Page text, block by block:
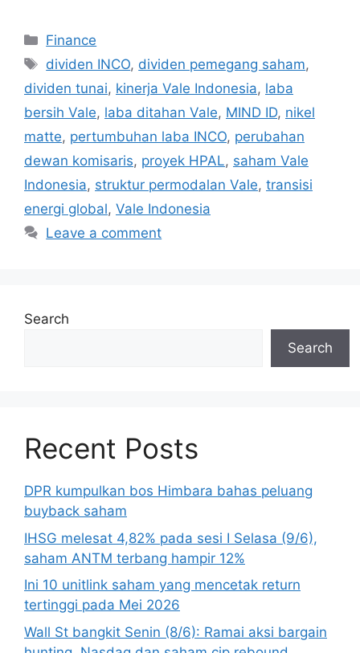
Categories
Finance
Tags
dividen INCO, dividen pemegang saham,
dividen tunai, kinerja Vale Indonesia, laba
bersih Vale, laba ditahan Vale, MIND ID, nikel
matte, pertumbuhan laba INCO, perubahan
dewan komisaris, proyek HPAL, saham Vale
Indonesia, struktur permodalan Vale, transisi
energi global, Vale Indonesia
Leave a comment
Search
Search
Recent Posts
DPR kumpulkan bos Himbara bahas peluang
buyback saham
IHSG melesat 4,82% pada sesi I Selasa (9/6),
saham ANTM terbang hampir 12%
Ini 10 unitlink saham yang mencetak return
tertinggi pada Mei 2026
Wall St bangkit Senin (8/6): Ramai aksi bargain